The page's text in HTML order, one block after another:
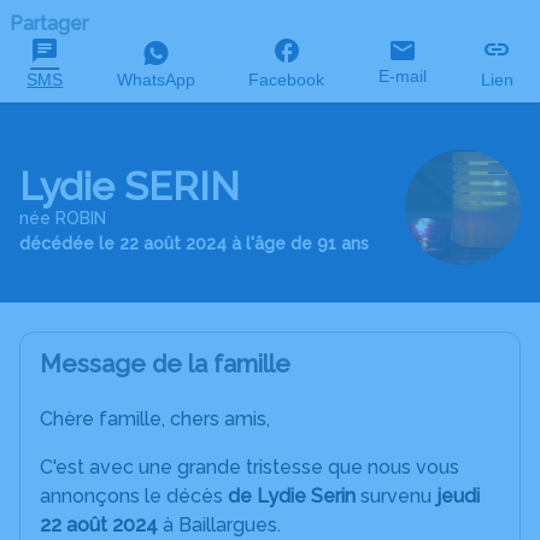
Partager
SMS WhatsApp Facebook E-mail Lien
Lydie SERIN
née ROBIN
décédée le 22 août 2024 à l'âge de 91 ans
Message de la famille
Chère famille, chers amis,
C'est avec une grande tristesse que nous vous
annonçons le décès de Lydie Serin survenu jeudi
22 août 2024 à Baillargues.